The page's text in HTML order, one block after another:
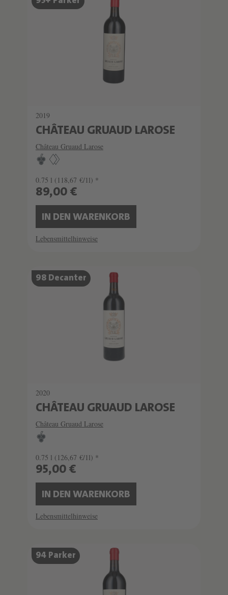
SEHR LIMITIERT
2019
CHÂTEAU GRUAUD LAROSE
Château Gruaud Larose
0.75 l (118,67 €/1l) *
89,00 €
IN DEN WARENKORB
Lebensmittelhinweise
98 Decanter
2020
CHÂTEAU GRUAUD LAROSE
Château Gruaud Larose
0.75 l (126,67 €/1l) *
95,00 €
IN DEN WARENKORB
Lebensmittelhinweise
94 Parker